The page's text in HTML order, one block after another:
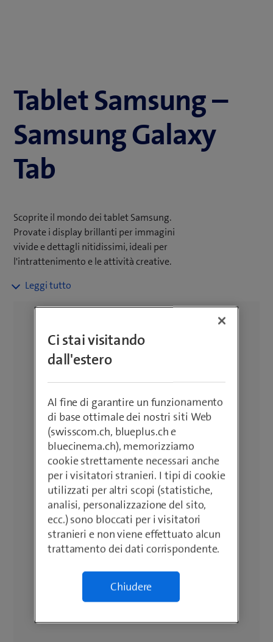
Tablet Samsung –
Samsung Galaxy
Tab
Scoprite il mondo dei tablet Samsung.
Provate i display brillanti per immagini
vivide e dettagli nitidissimi, ideali per
l'intrattenimento e le attività creative.
Sfruttate l'impressionante versatilità
per il lavoro, lo studio e il tempo
dell'intuitiva S Pen (su modelli
precisa, per prendere appunti e per
Samsung a un abbonamento Blue
Mobile e godetevi la migliore rete
della Svizzera. Approfittate della
consegna gratuita a partire da un
valore d’ordine di CHF 50.–, di una
politica di restituzione di 14 giorni e di
una garanzia di 2 anni.
Ci stai visitando
dall'estero
Al fine di garantire un funzionamento
di base ottimale dei nostri siti Web
(swisscom.ch, blueplus.ch e
bluecinema.ch), memorizziamo
cookie strettamente necessari anche
per i visitatori stranieri. I tipi di cookie
utilizzati per altri scopi (statistiche,
analisi, personalizzazione del sito,
ecc.) sono bloccati per i visitatori
stranieri e non viene effettuato alcun
trattamento dei dati corrispondente.
Chiudere